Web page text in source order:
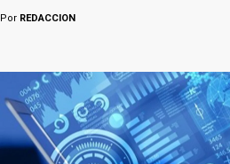
Por REDACCION